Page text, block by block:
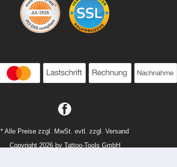
* Alle Preise zzgl. MwSt. evtl. zzgl. Versand
Copyright 2026 by Tattoo-Tools GmbH